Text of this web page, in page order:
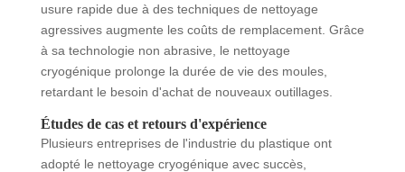
usure rapide due à des techniques de nettoyage
agressives augmente les coûts de remplacement. Grâce
à sa technologie non abrasive, le nettoyage
cryogénique prolonge la durée de vie des moules,
retardant le besoin d'achat de nouveaux outillages.
Études de cas et retours d'expérience
Plusieurs entreprises de l'industrie du plastique ont
adopté le nettoyage cryogénique avec succès,